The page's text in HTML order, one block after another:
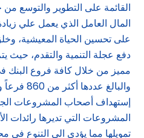
القائمة على التطوير والتوسع
المال العامل الذي يعمل علي
على تحسين الحياة المعيشية،
دفع عجلة التنمية والتقدم، حيث
مميز من خلال كافة فروع البنك
والبالغ
إستهداف أصحاب المشروعات
المشروعات التي تديرها رائدات
تمويلها مما يؤدي الي التنوع